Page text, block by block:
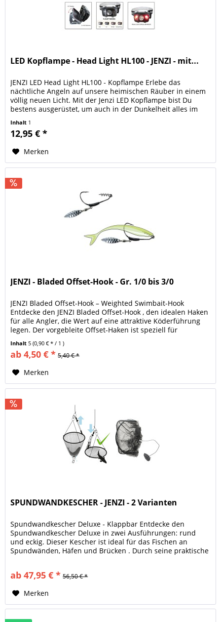
LED Kopflampe - Head Light HL100 - JENZI - mit...
JENZI LED Head Light HL100 - Kopflampe Erlebe das
nächtliche Angeln auf unsere heimischen Räuber in einem
völlig neuen Licht. Mit der Jenzi LED Kopflampe bist Du
bestens ausgerüstet, um auch in der Dunkelheit alles im
Inhalt 1
12,95 € *
Merken
JENZI - Bladed Offset-Hook - Gr. 1/0 bis 3/0
JENZI Bladed Offset-Hook – Weighted Swimbait-Hook
Entdecke den JENZI Bladed Offset-Hook , den idealen Haken
für alle Angler, die Wert auf eine attraktive Köderführung
legen. Der vorgebleite Offset-Haken ist speziell für
Inhalt5(0,90 € * / 1 )
ab 4,50 € * 5,40 € *
Merken
SPUNDWANDKESCHER - JENZI - 2 Varianten
Spundwandkescher Deluxe - Klappbar Entdecke den
Spundwandkescher Deluxe in zwei Ausführungen: rund
und eckig. Dieser Kescher ist ideal für das Fischen an
Spundwänden, Häfen und Brücken . Durch seine praktische
ab 47,95 € * 56,50 € *
Merken